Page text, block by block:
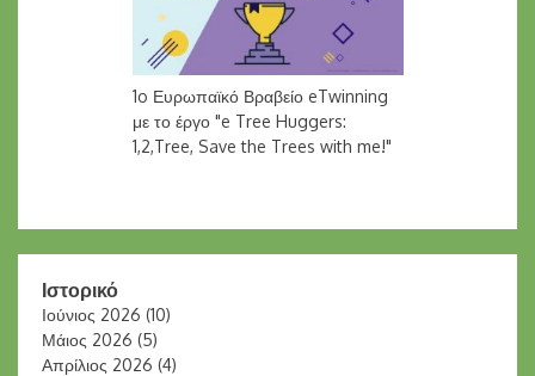
1o Ευρωπαϊκό Βραβείο eTwinning
με το έργο "e Tree Huggers:
1,2,Tree, Save the Trees with me!"
Ιστορικό
Ιούνιος 2026 (10)
Μάιος 2026 (5)
Απρίλιος 2026 (4)